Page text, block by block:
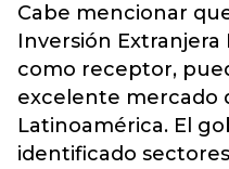
Cabe mencionar
Inversión Extranjera
como receptor,
excelente mercado
Latinoamérica. El
identificado